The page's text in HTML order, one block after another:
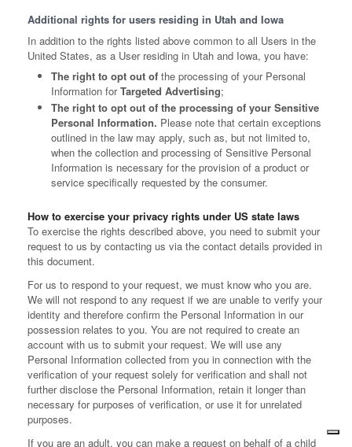
Additional rights for users residing in Utah and Iowa
In addition to the rights listed above common to all Users in the
United States, as a User residing in Utah and Iowa, you have:
The right to opt out of the processing of your Personal
Information forTargeted Advertising;
The right to opt out of the processing of your Sensitive
Personal Information. Please note that certain exceptions
outlined in the law may apply, such as, but not limited to,
when the collection and processing of Sensitive Personal
Information is necessary for the provision of a product or
service specifically requested by the consumer.
How to exercise your privacy rights under US state laws
To exercise the rights described above, you need to submit your
request to us by contacting us via the contact details provided in
this document.
For us to respond to your request, we must know who you are.
We will not respond to any request if we are unable to verify your
identity and therefore confirm the Personal Information in our
possession relates to you. You are not required to create an
account with us to submit your request. We will use any
Personal Information collected from you in connection with the
verification of your request solely for verification and shall not
further disclose the Personal Information, retain it longer than
necessary for purposes of verification, or use it for unrelated
purposes.
If you are an adult, you can make a request on behalf of a child